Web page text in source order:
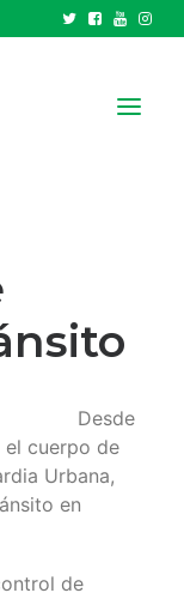
Desde
el cuerpo de
Urbana,
en
de